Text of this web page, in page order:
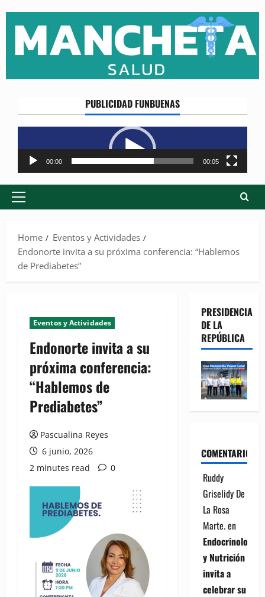
content
PUBLICIDAD FUNBUENAS
Reproductor
de
vídeo
00:00 00:05
Primary
Home
Eventos y Actividades
Endonorte invita a su próxima conferencia: “Hablemos
de Prediabetes”
Eventos y Actividades
Endonorte invita a su
próxima conferencia:
“Hablemos de
Prediabetes”
Pascualina Reyes
6 junio, 2026
2 minutes read
0
PRESIDENCIA
DE LA
REPÚBLICA
COMENTARIOS
Ruddy
Griselidy De
La Rosa
Marte.en
Endocrinología
y Nutrición
invita a
celebrar su